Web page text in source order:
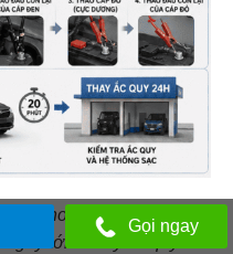
quy hoặc không yên tâm
tới ” Thay ắc quy
Gọi ngay